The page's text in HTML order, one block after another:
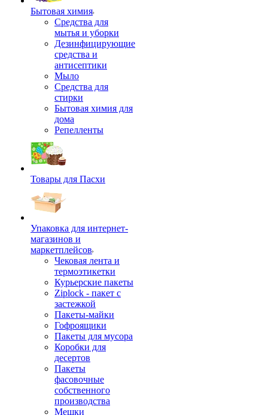
Бытовая химия
Средства для
мытья и уборки
Дезинфицирующие
средства и
антисептики
Мыло
Средства для
стирки
Бытовая химия для
дома
Репелленты
Товары для Пасхи
Упаковка для интернет-
магазинов и
маркетплейсов
Чековая лента и
термоэтикетки
Курьерские пакеты
Ziplock - пакет с
застежкой
Пакеты-майки
Гофроящики
Пакеты для мусора
Коробки для
десертов
Пакеты
фасовочные
собственного
производства
Мешки